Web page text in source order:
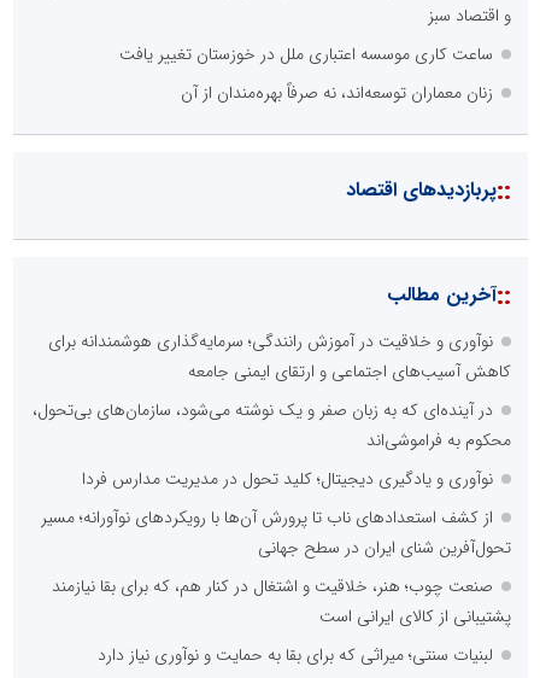
و اقتصاد سبز
ساعت کاری موسسه اعتباری ملل در خوزستان تغییر یافت
زنان معماران توسعه‌اند، نه صرفاً بهره‌مندان از آن
::پربازدیدهای اقتصاد
::آخرین مطالب
نوآوری و خلاقیت در آموزش رانندگی؛ سرمایه‌گذاری هوشمندانه برای
کاهش آسیب‌های اجتماعی و ارتقای ایمنی جامعه
در آینده‌ای که به زبان صفر و یک نوشته می‌شود، سازمان‌های بی‌تحول،
محکوم به فراموشی‌اند
نوآوری و یادگیری دیجیتال؛ کلید تحول در مدیریت مدارس فردا
از کشف استعدادهای ناب تا پرورش آن‌ها با رویکردهای نوآورانه؛ مسیر
تحول‌آفرین شنای ایران در سطح جهانی
صنعت چوب؛ هنر، خلاقیت و اشتغال در کنار هم، که برای بقا نیازمند
پشتیبانی از کالای ایرانی است
لبنیات سنتی؛ میراثی که برای بقا به حمایت و نوآوری نیاز دارد